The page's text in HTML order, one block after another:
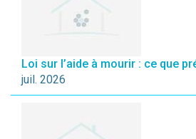
Loi sur l’aide à mourir : ce que
juil. 2026